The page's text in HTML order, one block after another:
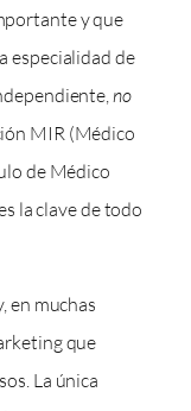
y que
especialidad de
no
MIR (Médico
de Médico
la clave de todo
en muchas
que
La única